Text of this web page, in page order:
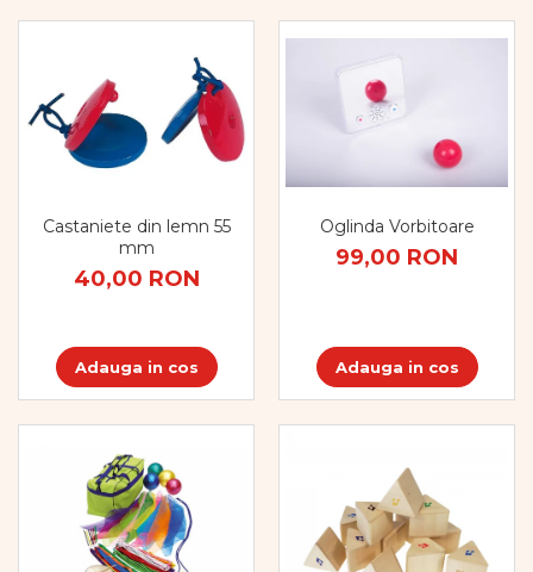
Mărgele HAMA MINI
Stimulare senzoriala
Stimulare auditiva
Stimulare olfactivă
Stimulare vizuala
Terapie de integrare senzorială
Castaniete din lemn 55
mm
40,00 RON
Adauga in cos
Oglinda Vorbitoare
99,00 RON
Adauga in cos